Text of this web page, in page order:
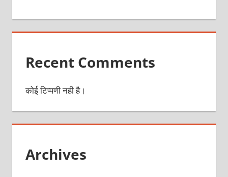
Recent Comments
कोई टिप्पणी नही है।
Archives